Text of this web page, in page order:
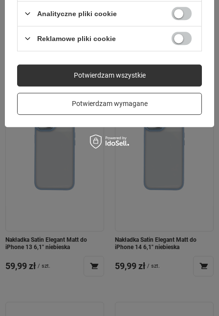
Pro Max 6,7" różowa
59,99 zł
Nakładka Satin Elegant Matt do
iPhone 11 niebieska
Nakładka Satin Elegant Matt do
iPhone 13 6,1" niebieska
59,99 zł / szt.
Nakładka Satin Elegant Matt do
iPhone 14 6,1" niebieska
59,99 zł / szt.
Analityczne pliki cookie
Reklamowe pliki cookie
Potwierdzam wymagane
Potwierdzam wszystkie